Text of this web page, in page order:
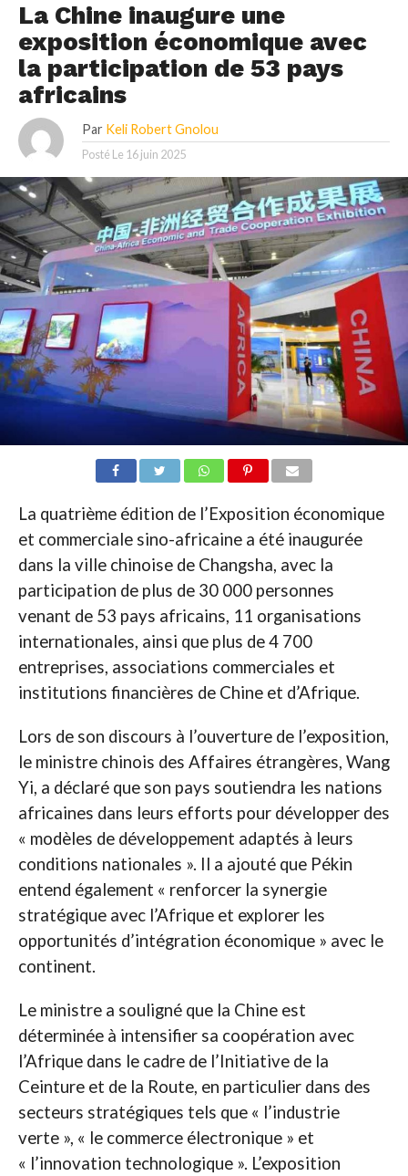
La Chine inaugure une
exposition économique avec
la participation de 53 pays
africains
Par Keli Robert Gnolou
Posté Le 16 juin 2025
La quatrième édition de l’Exposition économique
et commerciale sino-africaine a été inaugurée
dans la ville chinoise de Changsha, avec la
participation de plus de 30 000 personnes
venant de 53 pays africains, 11 organisations
internationales, ainsi que plus de 4 700
entreprises, associations commerciales et
institutions financières de Chine et d’Afrique.
Lors de son discours à l’ouverture de l’exposition,
le ministre chinois des Affaires étrangères, Wang
Yi, a déclaré que son pays soutiendra les nations
africaines dans leurs efforts pour développer des
« modèles de développement adaptés à leurs
conditions nationales ». Il a ajouté que Pékin
entend également « renforcer la synergie
stratégique avec l’Afrique et explorer les
opportunités d’intégration économique » avec le
continent.
Le ministre a souligné que la Chine est
déterminée à intensifier sa coopération avec
l’Afrique dans le cadre de l’Initiative de la
Ceinture et de la Route, en particulier dans des
secteurs stratégiques tels que « l’industrie
verte », « le commerce électronique » et
« l’innovation technologique ». L’exposition